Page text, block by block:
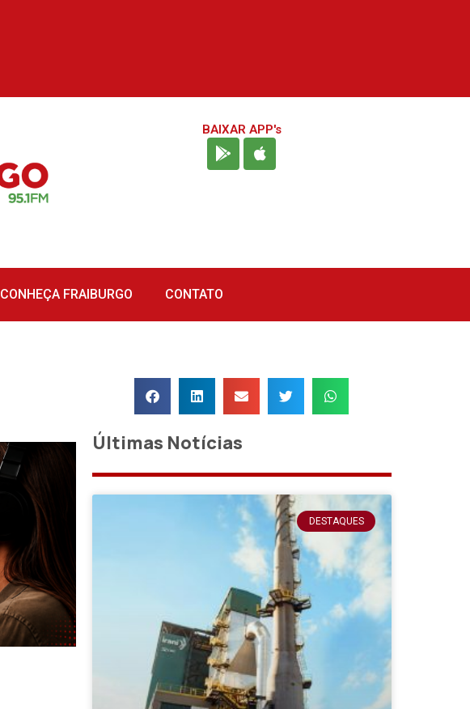
BAIXAR APP's
CONHEÇA FRAIBURGO CONTATO
Últimas Notícias
DESTAQUES